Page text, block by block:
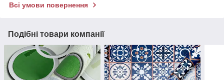
Всі умови повернення
Подібні товари компанії